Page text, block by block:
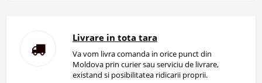
Livrare in tota tara
Va vom livra comanda in orice punct din
Moldova prin curier sau serviciu de livrare,
existand si posibilitatea ridicarii proprii.